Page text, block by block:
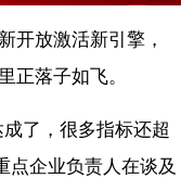
开放激活新引擎，
正落子如飞。
了，很多指标还超
点企业负责人在谈及